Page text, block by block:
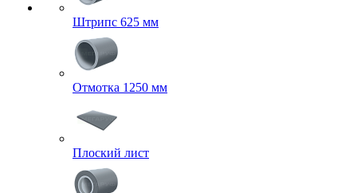
Штрипс 625 мм
Отмотка 1250 мм
Плоский лист